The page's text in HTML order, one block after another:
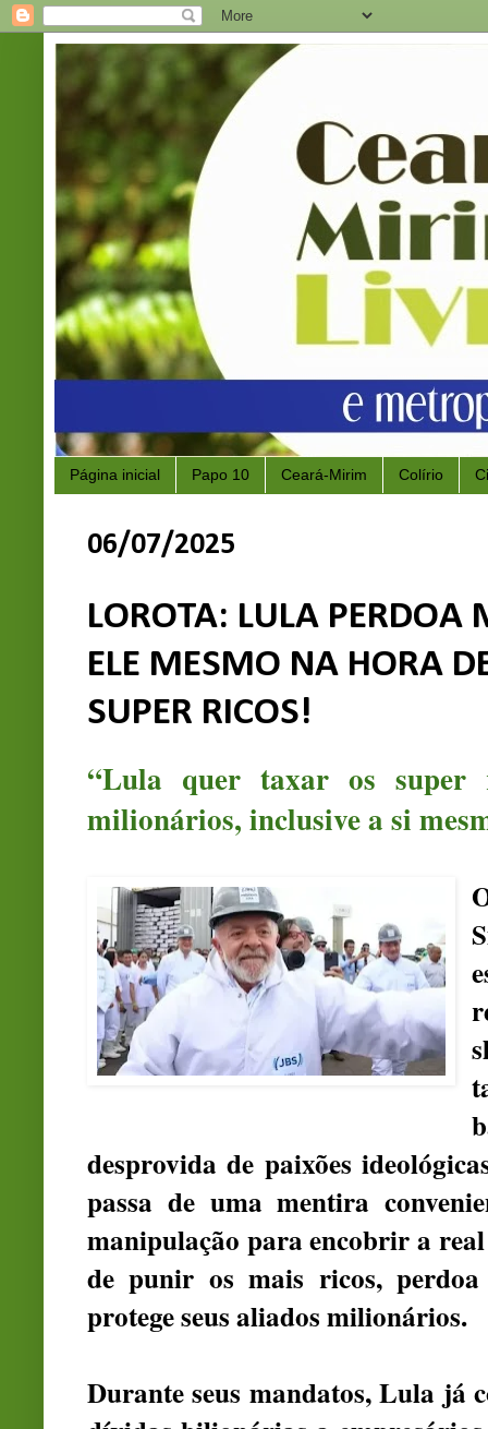
Página inicial Papo 10 Ceará-Mirim Colírio
06/07/2025
LOROTA: LULA PERDOA
ELE MESMO NA HORA
SUPER RICOS!
“Lula quer taxar os super
milionários, inclusive a si
desprovida de paixões
passa de uma mentira
manipulação para encobrir a
de punir os mais ricos, perdoa
protege seus aliados milionários.
Durante seus mandatos, Lula já